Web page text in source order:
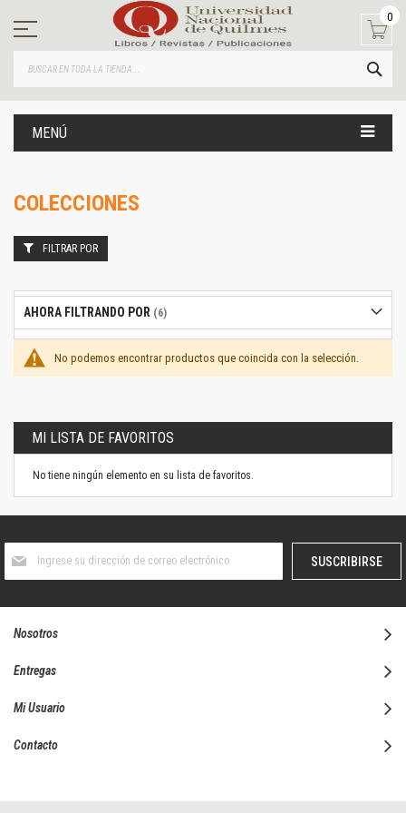
contenido
0
MENÚ
COLECCIONES
No podemos encontrar productos que coincida con la selección.
FILTRAR POR
AHORA FILTRANDO POR
MI LISTA DE FAVORITOS
No tiene ningún elemento en su lista de favoritos.
boletín
SUSCRIBIRSE
Nosotros
Entregas
Mi Usuario
Contacto